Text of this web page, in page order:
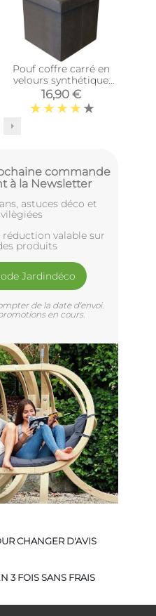
Pouf coffre carré en
velours synthétique
capitonné (Gris
anthracite)
16,90 €
commande
à la Newsletter
astuces déco et
réduction valable sur
produits
Jardindéco
de la date d'envoi.
en cours.
CHANGER D'AVIS
3 FOIS SANS FRAIS